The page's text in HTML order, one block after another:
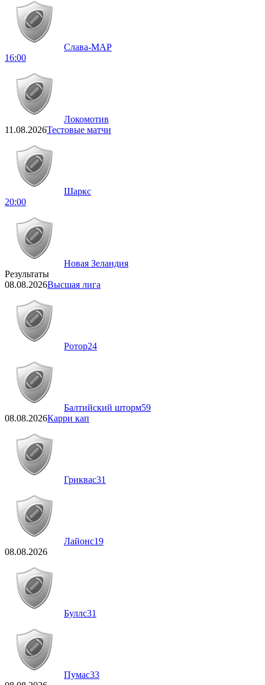
Слава-МАР
16:00
Локомотив
11.08.2026Тестовые матчи
Шаркс
20:00
Новая Зеландия
Результаты
08.08.2026Высшая лига
Ротор24
Балтийский шторм59
08.08.2026Карри кап
Гриквас31
Лайонс19
08.08.2026
Буллс31
Пумас33